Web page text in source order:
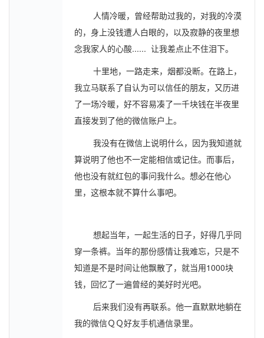
人情冷暖，曾经帮助过我的，对我的冷漠
的，身上没钱遭人白眼的，以及寂静的夜里想
念我家人的心酸...... 让我差点止不住泪下。
十里地，一路走来，烟都没断。在路上，
我立马联系了自认为可以信任的朋友，又历进
了一场冷暖，好不容易凑了一千块钱在半夜里
直接发到了他的微信账户上。
我没有在微信上说明什么，因为我知道就
算说明了他也不一定能相信或记住。而事后，
他也没有就红包的事问我什么。想必在他心
里，这根本就不算什么事吧。
想起当年，一起生活的日子，好得几乎同
穿一条裤。当年的那份感情让我难忘，只是不
知道是不是时间让他飘散了，就当用1000块
钱，回忆了一遍曾经的美好时光吧。
后来我们没有再联系。他一直默默地躺在
我的微信ＱＱ好友手机通信录里。